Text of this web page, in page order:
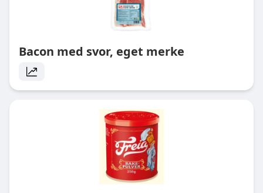
Bacon med svor, eget merke